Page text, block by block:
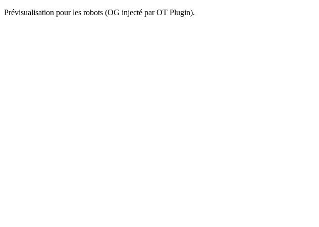
Prévisualisation pour les robots (OG injecté par OT Plugin).